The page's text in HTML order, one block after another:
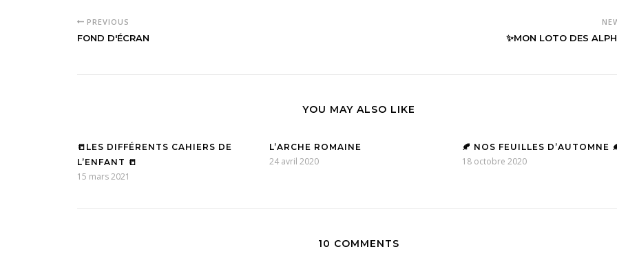
PREVIOUS
FOND D'ÉCRAN ✨MON LOTO DES
YOU MAY ALSO LIKE
📒LES DIFFÉRENTS CAHIERS DE
L’ENFANT 📒
15 mars 2021
L’ARCHE ROMAINE
24 avril 2020
🍂 NOS FEUILLES D’AUTOMNE
18 octobre 2020
10 COMMENTS